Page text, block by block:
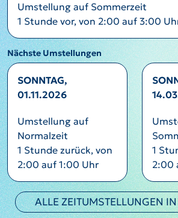
Umstellung auf Sommerzeit
1 Stunde vor, von 2:00 auf 3:00
Nächste Umstellungen
SONNTAG,
01.11.2026
Umstellung auf
Normalzeit
1 Stunde zurück, von
2:00 auf 1:00 Uhr
1
2:00
ALLE ZEITUMSTELLUNGEN